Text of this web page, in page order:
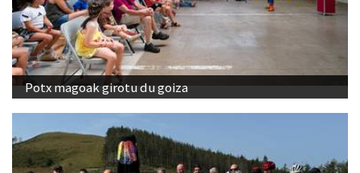
Potx magoak girotu du goiza